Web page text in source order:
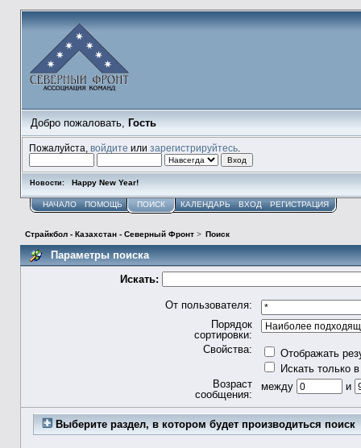
Добро пожаловать, Гость
Пожалуйста, войдите или зарегистрируйтесь.
Новости: Happy New Year!
НАЧАЛО ПОМОЩЬ ПОИСК КАЛЕНДАРЬ ВХОД РЕГИСТРАЦИЯ
Страйкбол - Казахстан - Северный Фронт> Поиск
Параметры поиска
Искать:
От пользователя:
Порядок
сортировки:
Свойства:
Отображать
Искать только
Возраст
сообщения:
между и
Выберите раздел, в котором будет производиться поиск